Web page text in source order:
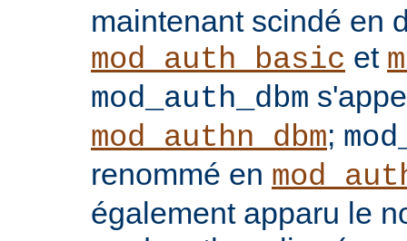
maintenant scindé en
mod_auth_basic et
mod_auth_dbm
mod_authn_dbm;
renommé en
également apparu le